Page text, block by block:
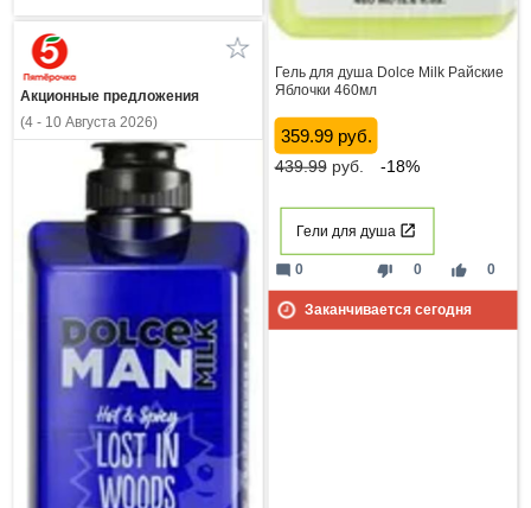
Гель для душа Dolce Milk Райские
Яблочки 460мл
359.99 руб.
439.99руб. -18%
Гели для душа
thumb_down 0 thumb_up 0
mode_comment 0
Заканчивается сегодня
Акционные предложения
(4 - 10 Августа 2026)